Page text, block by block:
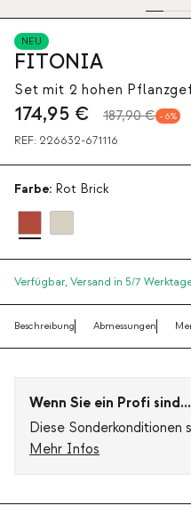
NEU
FITONIA
Set mit 2 hohen
174,95 € 187,90 € 6
REF: 226632-671116
Farbe: Rot Brick
Verfügbar, Versand in 5/7
Beschreibung Abmessungen
Wenn Sie ein Profi sind...
Diese Sonderkonditionen
Mehr Infos